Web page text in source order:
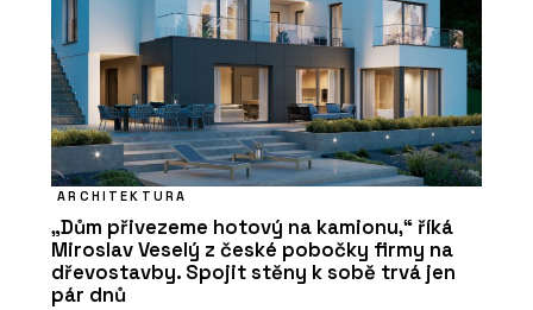
ARCHITEKTURA
„Dům přivezeme hotový na kamionu,“ říká
Miroslav Veselý z české pobočky firmy na
dřevostavby. Spojit stěny k sobě trvá jen
pár dnů